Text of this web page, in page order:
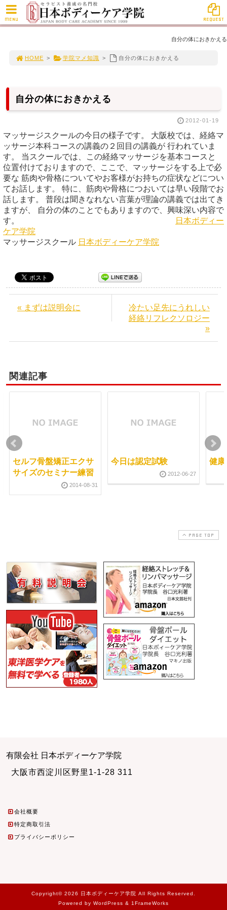
自分の体におきかえる
HOME > 学院マメ知識 > 自分の体におきかえる
自分の体におきかえる
2012-01-19
マッサージスクールの今日の様子です。 大阪校では、経絡マ
ッサージ本科コースの講義の２回目の講義が 行われていま
す。 当スクールでは、この経絡マッサージを基本コースと
位置付けておりますので、ここで、マッサージをする上で必
要な 筋肉や骨格についてやお客様がお持ちの症状などについ
てお話します。 特に、筋肉や骨格につおいては早い段階でお
話します。 普段は聞きなれない言葉が理論の講義では出てき
ますが、 自分の体のことでもありますので、興味深い内容で
す。
日本ボディー
ケア学院
マッサージスクール 日本ボディーケア学院
« まずは説明会に
冷たい足先にうれしい
経絡リフレクソロジー
»
関連記事
セルフ骨盤矯正エクサ
サイズのセミナー練習
2014-08-31
今日は認定試験
2012-06-27
健
PAGE TOP
有限会社 日本ボディーケア学院
大阪市西淀川区野里1-1-28 311
会社概要
特定商取引法
プライバシーポリシー
Copyright© 2026 日本ボディーケア学院 All Rights Reserved.
Powered by WordPress & 1FrameWorks
MENU REQUEST